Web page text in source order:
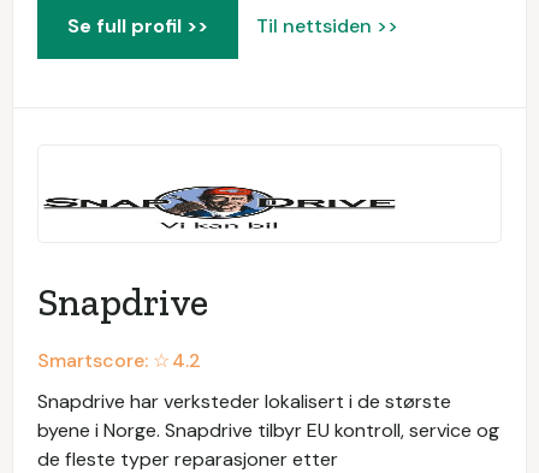
Se full profil >> Til nettsiden >>
Snapdrive
Smartscore: ☆4.2
Snapdrive har verksteder lokalisert i de største
byene i Norge. Snapdrive tilbyr EU kontroll, service og
de fleste typer reparasjoner etter